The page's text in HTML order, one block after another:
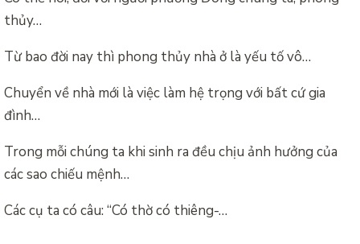
thủy…
Từ bao đời nay thì phong thủy nhà ở là yếu tố vô…
Chuyển về nhà mới là việc làm hệ trọng với bất cứ gia
đình…
Trong mỗi chúng ta khi sinh ra đều chịu ảnh hưởng của
các sao chiếu mệnh…
Các cụ ta có câu: “Có thờ có thiêng-…